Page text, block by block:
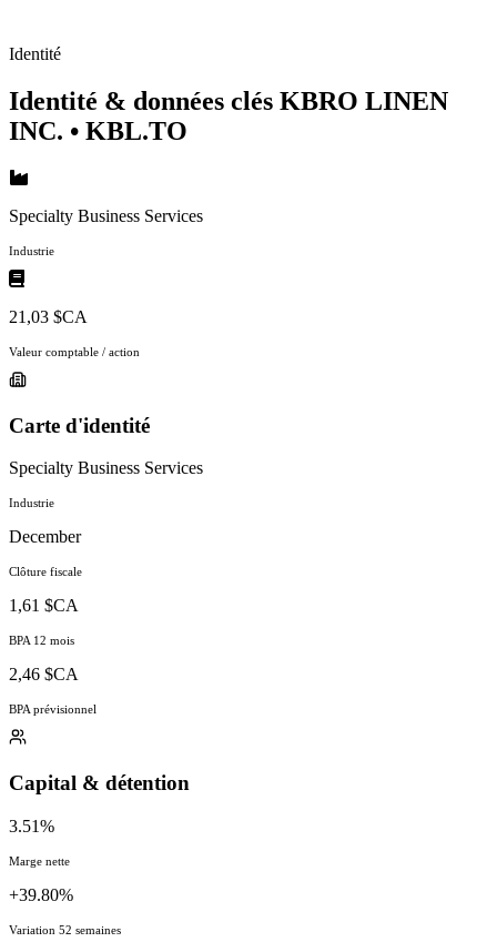
Identité
Identité & données clés KBRO LINEN
INC. • KBL.TO
Specialty Business Services
Industrie
21,03 $CA
Valeur comptable / action
Carte d'identité
Specialty Business Services
Industrie
December
Clôture fiscale
1,61 $CA
BPA 12 mois
2,46 $CA
BPA prévisionnel
Capital & détention
3.51%
Marge nette
+39.80%
Variation 52 semaines